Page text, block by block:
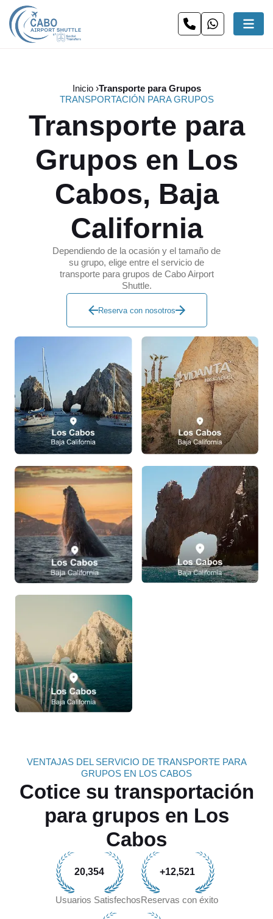
Inicio Transporte para Grupos
TRANSPORTACIÓN PARA GRUPOS
Transporte para
Grupos en Los
Cabos, Baja
California
Dependiendo de la ocasión y el tamaño de
su grupo, elige entre el servicio de
transporte para grupos de Cabo Airport
Shuttle.
Reserva con nosotros
VENTAJAS DEL SERVICIO DE TRANSPORTE PARA
GRUPOS EN LOS CABOS
Cotice su transportación
para grupos en Los
Cabos
20,354
Usuarios Satisfechos
+12,521
Reservas con éxito